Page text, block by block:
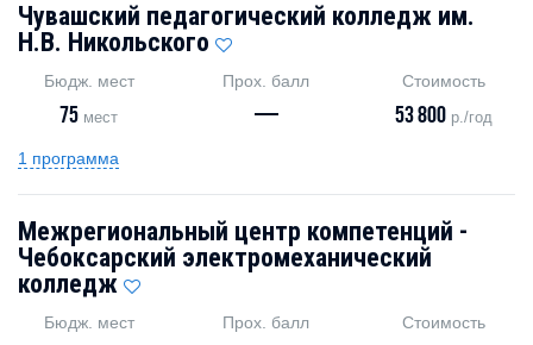
Чувашский педагогический колледж им.
Н.В. Никольского
Бюдж. мест
75 мест
Прох. балл
—
Стоимость
53 800 р./год
1 программа
Межрегиональный центр компетенций -
Чебоксарский электромеханический
колледж
Бюдж. мест Прох. балл Стоимость